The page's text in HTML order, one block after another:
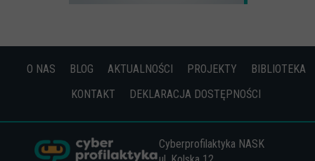
O NAS BLOG AKTUALNOŚCI PROJEKTY
BIBLIOTEKA
KONTAKT
DEKLARACJA DOSTĘPNOŚCI
Cyberprofilaktyka NASK